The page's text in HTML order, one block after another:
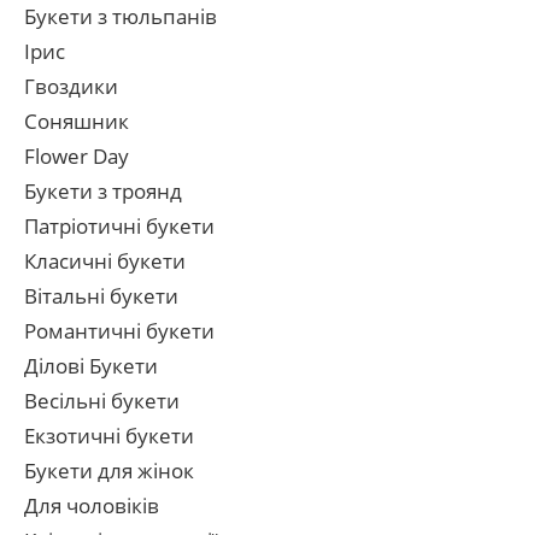
Букети з тюльпанів
Ірис
Гвоздики
Соняшник
Flower Day
Букети з троянд
Патріотичні букети
Класичні букети
Вітальні букети
Романтичні букети
Ділові Букети
Весільні букети
Екзотичні букети
Букети для жінок
Для чоловіків